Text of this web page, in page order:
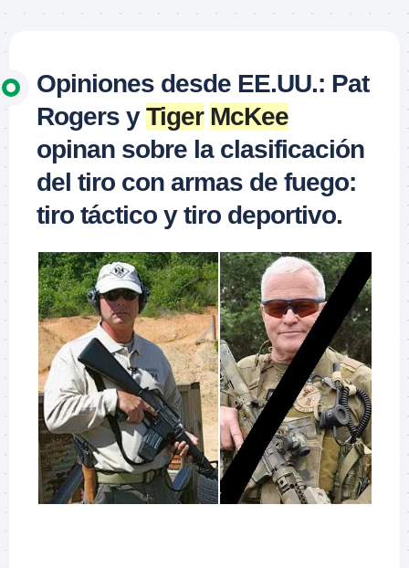
Opiniones desde EE.UU.: Pat
Rogers yTiger McKee
opinan sobre la clasificación
del tiro con armas de fuego:
tiro táctico y tiro deportivo.